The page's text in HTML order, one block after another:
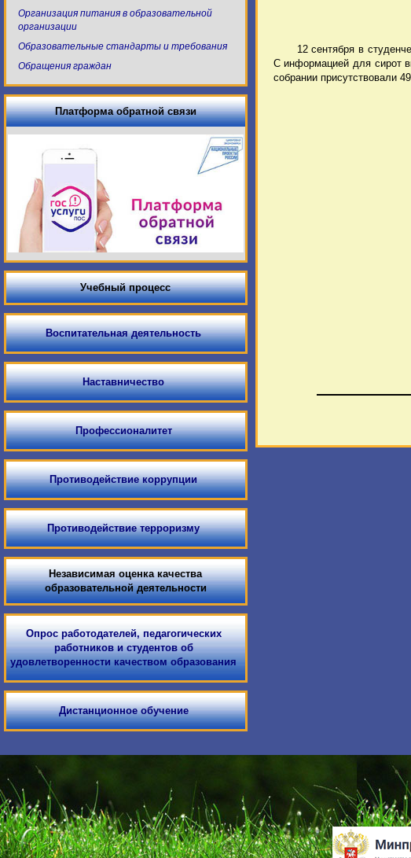
Организация питания в образовательной
организации
Образовательные стандарты и требования
Обращения граждан
Платформа обратной связи
Учебный процесс
Воспитательная деятельность
Наставничество
Профессионалитет
Противодействие коррупции
Противодействие терроризму
Независимая оценка качества
образовательной деятельности
Опрос работодателей, педагогических
работников и студентов об
удовлетворенности качеством образования
Дистанционное обучение
12 сентября в
С информацией для сирот
собрании присутствовали